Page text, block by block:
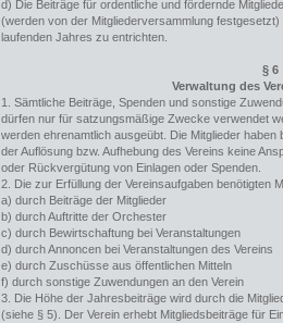
d) Die Beiträge für ordentliche und fördernde
(werden von der Mitgliederversammlung
laufenden Jahres zu entrichten.
§ 6
Verwaltung des
1. Sämtliche Beiträge, Spenden und sonstige
dürfen nur für satzungsmäßige Zwecke verwendet
werden ehrenamtlich ausgeübt. Die Mitglieder haben
der Auflösung bzw. Aufhebung des Vereins keine
oder Rückvergütung von Einlagen oder Spenden.
2. Die zur Erfüllung der Vereinsaufgaben benötigten
a) durch Beiträge der Mitglieder
b) durch Auftritte der Orchester
c) durch Bewirtschaftung bei Veranstaltungen
d) durch Annoncen bei Veranstaltungen des Vereins
e) durch Zuschüsse aus öffentlichen Mitteln
f) durch sonstige Zuwendungen an den Verein
3. Die Höhe der Jahresbeiträge wird durch die
(siehe § 5). Der Verein erhebt Mitgliedsbeiträge für